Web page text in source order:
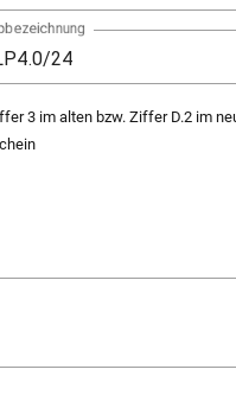
3 im alten bzw. Ziffer D.2 im